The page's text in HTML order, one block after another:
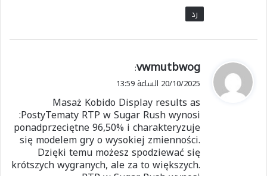
رد
ي
ق
ل
vwmutbwog
:
20/10/2025 الساعة 13:59
Masaż Kobido Display results as
:PostyTematy RTP w Sugar Rush wynosi
ponadprzeciętne 96,50% i charakteryzuje
się modelem gry o wysokiej zmienności.
Dzięki temu możesz spodziewać się
krótszych wygranych, ale za to większych.